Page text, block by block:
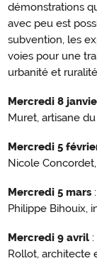
démonstrations
avec peu est
subvention, les
voies pour une
urbanité et
Mercredi 8
Muret, artisane
Mercredi 5
Nicole
Mercredi 5 mars :
Philippe Bihouix,
Mercredi 9 avril
Rollot, architecte